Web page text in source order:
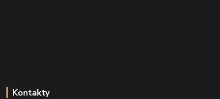
Kontakty